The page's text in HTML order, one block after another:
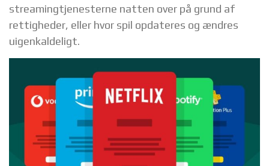
streamingtjenesterne natten over på grund af
rettigheder, eller hvor spil opdateres og ændres
uigenkaldeligt.